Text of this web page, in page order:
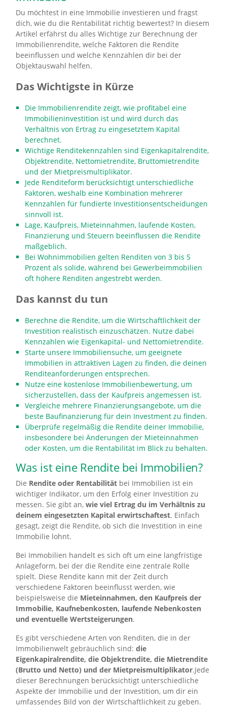
Du möchtest in eine Immobilie investieren und fragst
dich, wie du die Rentabilität richtig bewertest? In diesem
Artikel erfährst du alles Wichtige zur Berechnung der
Immobilienrendite, welche Faktoren die Rendite
beeinflussen und welche Kennzahlen dir bei der
Objektauswahl helfen.
Das Wichtigste in Kürze
Die Immobilienrendite zeigt, wie profitabel eine
Immobilieninvestition ist und wird durch das
Verhältnis von Ertrag zu eingesetztem Kapital
berechnet.
Wichtige Renditekennzahlen sind Eigenkapitalrendite,
Objektrendite, Nettomietrendite, Bruttomietrendite
und der Mietpreismultiplikator.
Jede Renditeform berücksichtigt unterschiedliche
Faktoren, weshalb eine Kombination mehrerer
Kennzahlen für fundierte Investitionsentscheidungen
sinnvoll ist.
Lage, Kaufpreis, Mieteinnahmen, laufende Kosten,
Finanzierung und Steuern beeinflussen die Rendite
maßgeblich.
Bei Wohnimmobilien gelten Renditen von 3 bis 5
Prozent als solide, während bei Gewerbeimmobilien
oft höhere Renditen angestrebt werden.
Das kannst du tun
Berechne die Rendite, um die Wirtschaftlichkeit der
Investition realistisch einzuschätzen. Nutze dabei
Kennzahlen wie Eigenkapital- und Nettomietrendite.
Starte unsere Immobiliensuche, um geeignete
Immobilien in attraktiven Lagen zu finden, die deinen
Renditeanforderungen entsprechen.
Nutze eine kostenlose Immobilienbewertung, um
sicherzustellen, dass der Kaufpreis angemessen ist.
Vergleiche mehrere Finanzierungsangebote, um die
beste Baufinanzierung für dein Investment zu finden.
Überprüfe regelmäßig die Rendite deiner Immobilie,
insbesondere bei Änderungen der Mieteinnahmen
oder Kosten, um die Rentabilität im Blick zu behalten.
Was ist eine Rendite bei Immobilien?
Die Rendite oder Rentabilität bei Immobilien ist ein
wichtiger Indikator, um den Erfolg einer Investition zu
messen. Sie gibt an, wie viel Ertrag du im Verhältnis zu
deinem eingesetzten Kapital erwirtschaftest. Einfach
gesagt, zeigt die Rendite, ob sich die Investition in eine
Immobilie lohnt.
Bei Immobilien handelt es sich oft um eine langfristige
Anlageform, bei der die Rendite eine zentrale Rolle
spielt. Diese Rendite kann mit der Zeit durch
verschiedene Faktoren beeinflusst werden, wie
beispielsweise die Mieteinnahmen, den Kaufpreis der
Immobilie, Kaufnebenkosten, laufende Nebenkosten
und eventuelle Wertsteigerungen.
Es gibt verschiedene Arten von Renditen, die in der
Immobilienwelt gebräuchlich sind: die
Eigenkapiralrendite, die Objektrendite, die Mietrendite
(Brutto und Netto) und der Mietpreismultiplikator.Jede
dieser Berechnungen berücksichtigt unterschiedliche
Aspekte der Immobilie und der Investition, um dir ein
umfassendes Bild von der Wirtschaftlichkeit zu geben.